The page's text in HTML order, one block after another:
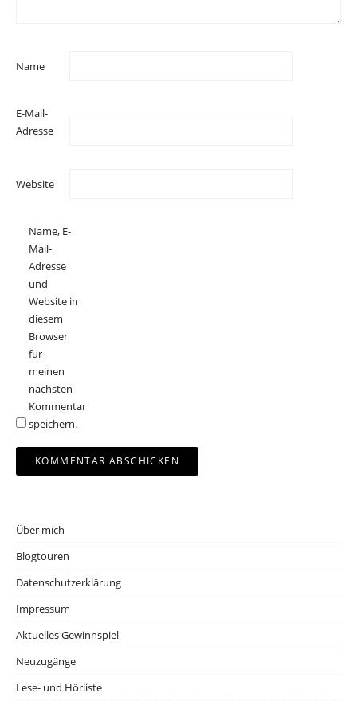
Name
E-Mail-
Adresse
Website
Name, E-
Mail-
Adresse
und
Website in
diesem
Browser
für
meinen
nächsten
Kommentar
speichern.
Über mich
Blogtouren
Datenschutzerklärung
Impressum
Aktuelles Gewinnspiel
Neuzugänge
Lese- und Hörliste